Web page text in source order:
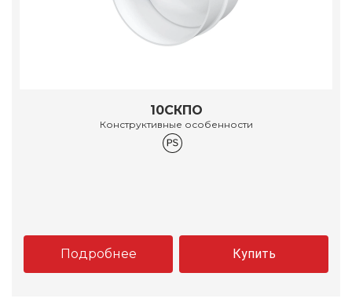
10СКПО
Конструктивные особенности
Подробнее Купить